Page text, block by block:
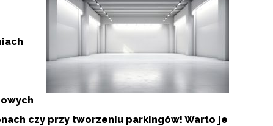
czy przy tworzeniu parkingów! Warto je